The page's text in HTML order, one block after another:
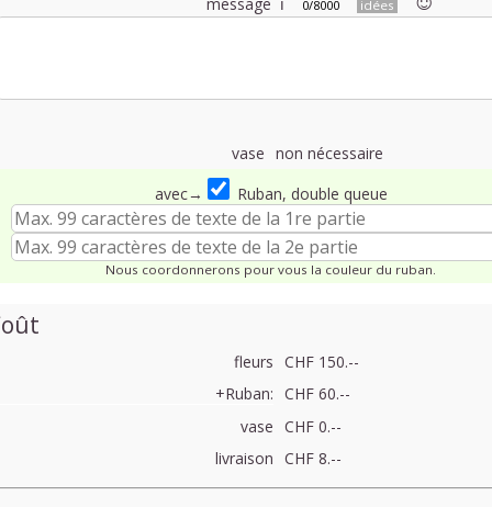
0/8000 idées
vase non nécessaire
avec→
Ruban, double queue
Nous coordonnerons pour vous la couleur du ruban.
fleurs CHF 150.--
+Ruban: CHF 60.--
vase CHF 0.--
livraison CHF 8.--